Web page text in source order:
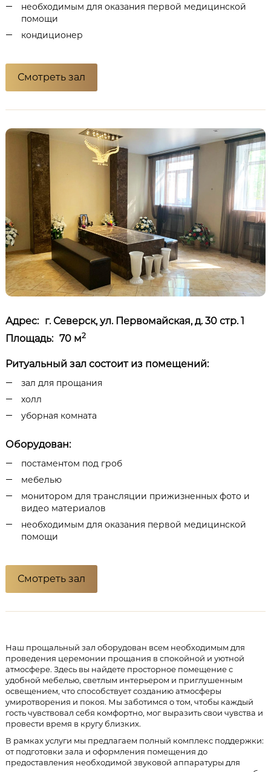
необходимым для оказания первой медицинской
помощи
кондиционер
Смотреть зал
Адрес: г. Северск, ул. Первомайская, д. 30 стр. 1
Площадь: 70 м2
Ритуальный зал состоит из помещений:
зал для прощания
холл
уборная комната
Оборудован:
постаментом под гроб
мебелью
монитором для трансляции прижизненных фото и
видео материалов
необходимым для оказания первой медицинской
помощи
Смотреть зал
Наш прощальный зал оборудован всем необходимым для
проведения церемонии прощания в спокойной и уютной
атмосфере. Здесь вы найдете просторное помещение с
удобной мебелью, светлым интерьером и приглушенным
освещением, что способствует созданию атмосферы
умиротворения и покоя. Мы заботимся о том, чтобы каждый
гость чувствовал себя комфортно, мог выразить свои чувства и
провести время в кругу близких.
В рамках услуги мы предлагаем полный комплекс поддержки:
от подготовки зала и оформления помещения до
предоставления необходимой звуковой аппаратуры для